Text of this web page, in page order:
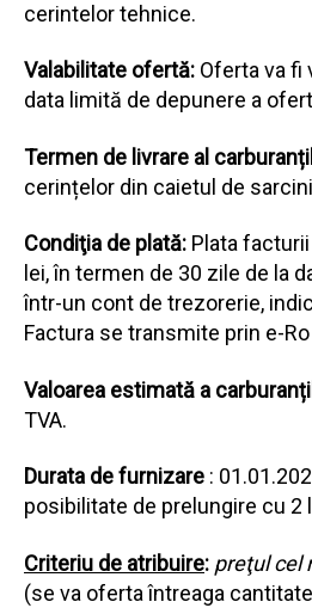
cerintelor tehnice.
Valabilitate ofertă: Oferta va fi
data limită de depunere a
Termen de livrare al
cerințelor din caietul de sarcini
Condiţia de plată: Plata facturii
lei, în termen de 30 zile de la
într-un cont de trezorerie,
Factura se transmite prin e-
Valoarea estimată a
TVA.
Durata de furnizare :
posibilitate de prelungire cu 2
Criteriu de atribuire: preţul cel
(se va oferta întreaga